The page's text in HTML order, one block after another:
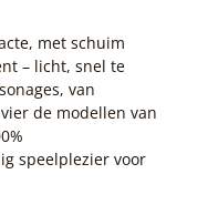
met schuim
– licht, snel te
van
de modellen van
speelplezier voor